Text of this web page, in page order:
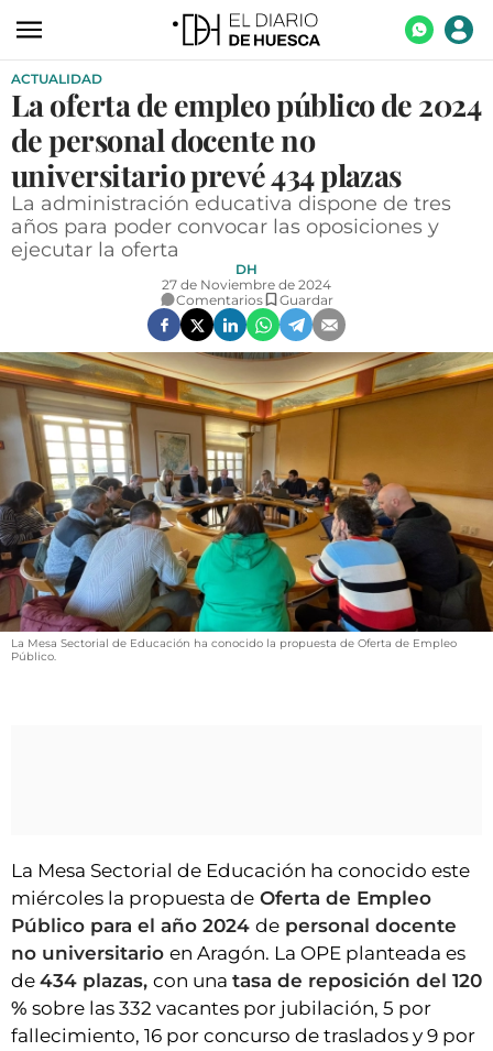
ACTUALIDAD
ECONOMÍA
TECNOLOGÍA
TURISMO
AGROALIMENTACIÓN
SOCIEDAD
OPINIÓN
GALERÍAS
VÍDEOS
CONTACTAR
FIESTAS EN EL ALTO ARAGÓN
FIESTAS DE SAN LORENZO
AGENDA
CLUB DEL AMIGO MILITANTE
INICIAR SESIÓN
ACTUALIDAD
La oferta de empleo público de 2024
de personal docente no
universitario prevé 434 plazas
La administración educativa dispone de tres
años para poder convocar las oposiciones y
ejecutar la oferta
DH
27 de Noviembre de 2024
Comentarios
Guardar
La Mesa Sectorial de Educación ha conocido la propuesta de Oferta de Empleo
Público.
La Mesa Sectorial de Educación ha conocido este
miércoles la propuesta de Oferta de Empleo
Público para el año 2024 de personal docente
no universitario en Aragón. La OPE planteada es
de 434 plazas, con una tasa de reposición del 120
% sobre las 332 vacantes por jubilación, 5 por
fallecimiento, 16 por concurso de traslados y 9 por